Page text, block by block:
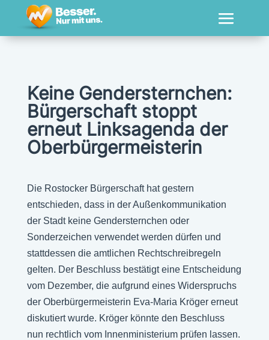
Keine Gendersternchen:
Bürgerschaft stoppt
erneut Linksagenda der
Oberbürgermeisterin
Die Rostocker Bürgerschaft hat gestern
entschieden, dass in der Außenkommunikation
der Stadt keine Gendersternchen oder
Sonderzeichen verwendet werden dürfen und
stattdessen die amtlichen Rechtschreibregeln
gelten. Der Beschluss bestätigt eine Entscheidung
vom Dezember, die aufgrund eines Widerspruchs
der Oberbürgermeisterin Eva-Maria Kröger erneut
diskutiert wurde. Kröger könnte den Beschluss
nun rechtlich vom Innenministerium prüfen lassen.